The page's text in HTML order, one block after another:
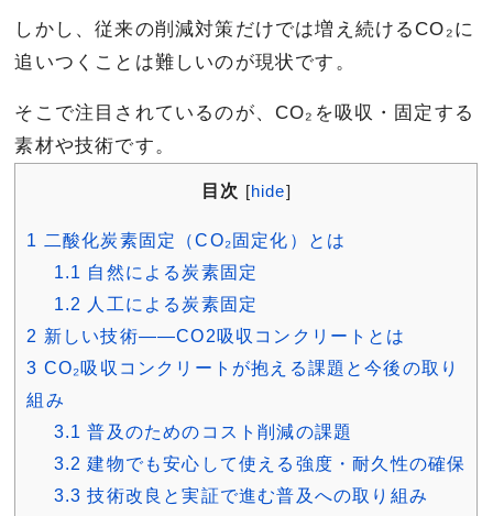
しかし、従来の削減対策だけでは増え続けるCO₂に
追いつくことは難しいのが現状です。
そこで注目されているのが、CO₂を吸収・固定する
素材や技術です。
目次 [hide]
1 二酸化炭素固定（CO₂固定化）とは
1.1 自然による炭素固定
1.2 人工による炭素固定
2 新しい技術――CO2吸収コンクリートとは
3 CO₂吸収コンクリートが抱える課題と今後の取り
組み
3.1 普及のためのコスト削減の課題
3.2 建物でも安心して使える強度・耐久性の確保
3.3 技術改良と実証で進む普及への取り組み